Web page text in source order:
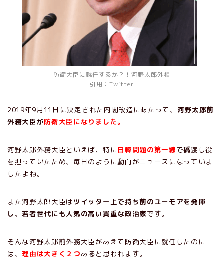
防衛大臣に就任するか？！河野太郎外相
引用：Twitter
2019年9月11日に決定された内閣改造にあたって、 河野太郎前
外務大臣が防衛大臣になりました。
河野太郎外務大臣といえば、特に 日韓問題の第一線で橋渡し役
を担っていたため、毎日のように動向がニュースになっていま
したよね。
また河野太郎大臣は ツイッター上で持ち前のユーモアを発揮
し、若者世代にも人気の高い貴重な政治家です。
そんな河野太郎前外務大臣があえて防衛大臣に就任したのに
は、理由は大きく２つあると思われます。